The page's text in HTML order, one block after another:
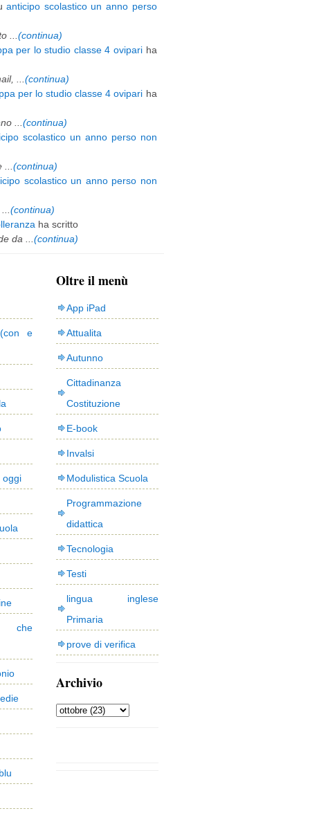
anticipo scolastico un anno perso
... (continua)
per lo studio classe 4 ovipariha
... (continua)
per lo studio classe 4 ovipari ha
... (continua)
scolastico un anno perso non
(continua)
scolastico un anno perso non
(continua)
ha scritto
da ... (continua)
e
oggi
che
Oltre il menù
App iPad
Attualita
Autunno
Cittadinanza
Costituzione
E-book
Invalsi
Modulistica Scuola
Programmazione
didattica
Tecnologia
Testi
lingua inglese
Primaria
prove di verifica
Archivio